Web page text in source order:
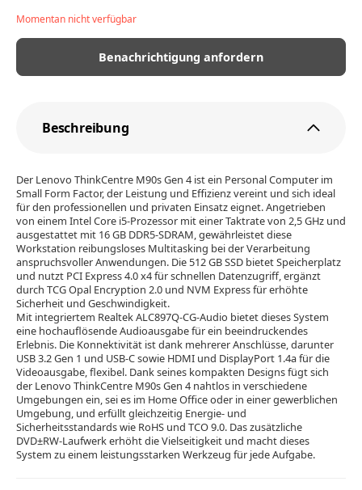
Momentan nicht verfügbar
Benachrichtigung anfordern
Beschreibung
Der Lenovo ThinkCentre M90s Gen 4 ist ein Personal Computer im
Small Form Factor, der Leistung und Effizienz vereint und sich ideal
für den professionellen und privaten Einsatz eignet. Angetrieben
von einem Intel Core i5-Prozessor mit einer Taktrate von 2,5 GHz und
ausgestattet mit 16 GB DDR5-SDRAM, gewährleistet diese
Workstation reibungsloses Multitasking bei der Verarbeitung
anspruchsvoller Anwendungen. Die 512 GB SSD bietet Speicherplatz
und nutzt PCI Express 4.0 x4 für schnellen Datenzugriff, ergänzt
durch TCG Opal Encryption 2.0 und NVM Express für erhöhte
Sicherheit und Geschwindigkeit.
Mit integriertem Realtek ALC897Q-CG-Audio bietet dieses System
eine hochauflösende Audioausgabe für ein beeindruckendes
Erlebnis. Die Konnektivität ist dank mehrerer Anschlüsse, darunter
USB 3.2 Gen 1 und USB-C sowie HDMI und DisplayPort 1.4a für die
Videoausgabe, flexibel. Dank seines kompakten Designs fügt sich
der Lenovo ThinkCentre M90s Gen 4 nahtlos in verschiedene
Umgebungen ein, sei es im Home Office oder in einer gewerblichen
Umgebung, und erfüllt gleichzeitig Energie- und
Sicherheitsstandards wie RoHS und TCO 9.0. Das zusätzliche
DVD±RW-Laufwerk erhöht die Vielseitigkeit und macht dieses
System zu einem leistungsstarken Werkzeug für jede Aufgabe.